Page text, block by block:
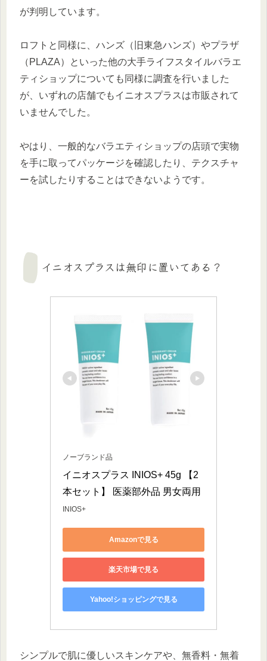
が判明しています。
ロフトと同様に、ハンズ（旧東急ハンズ）やプラザ
（PLAZA）といった他の大手ライフスタイルバラエ
ティショップについても同様に調査を行いました
が、いずれの店舗でもイニオスプラスは市販されて
いませんでした。
やはり、一般的なバラエティショップの店頭で実物
を手に取ってパッケージを確認したり、テクスチャ
ーを試したりすることはできないようです。
イニオスプラスは無印に置いてある？
ノーブランド品
イニオスプラス INIOS+ 45g 【2
本セット】 医薬部外品 男女両用
INIOS+
Amazonで見る
楽天市場で見る
Yahoo!ショッピングで見る
シンプルで肌に優しいスキンケアや、無香料・無着